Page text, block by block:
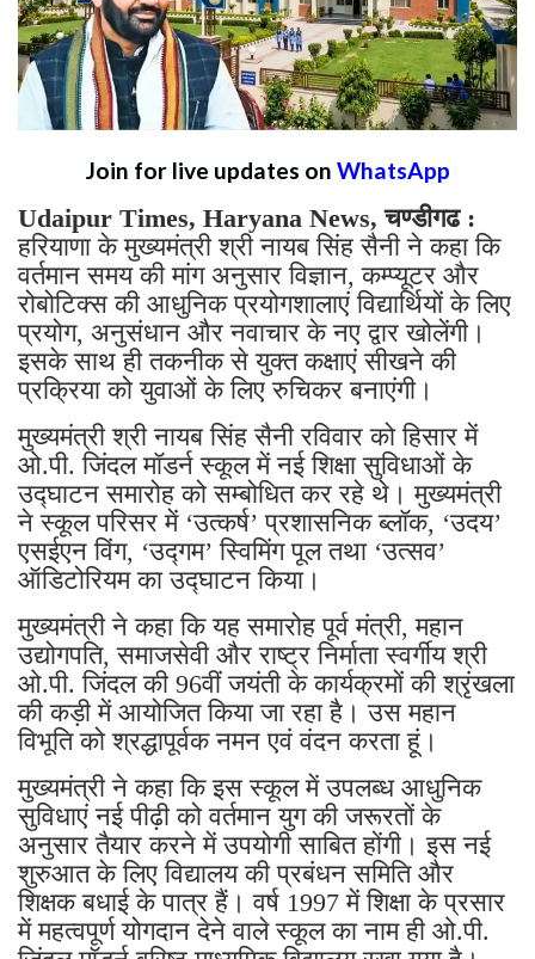
Join for live updates on WhatsApp
Udaipur Times, Haryana News, चण्डीगढ :
हरियाणा के मुख्यमंत्री श्री नायब सिंह सैनी ने कहा कि
वर्तमान समय की मांग अनुसार विज्ञान, कम्प्यूटर और
रोबोटिक्स की आधुनिक प्रयोगशालाएं विद्यार्थियों के लिए
प्रयोग, अनुसंधान और नवाचार के नए द्वार खोलेंगी।
इसके साथ ही तकनीक से युक्त कक्षाएं सीखने की
प्रक्रिया को युवाओं के लिए रुचिकर बनाएंगी।
मुख्यमंत्री श्री नायब सिंह सैनी रविवार को हिसार में
ओ.पी. जिंदल मॉडर्न स्कूल में नई शिक्षा सुविधाओं के
उद्घाटन समारोह को सम्बोधित कर रहे थे। मुख्यमंत्री
ने स्कूल परिसर में ‘उत्कर्ष’ प्रशासनिक ब्लॉक, ‘उदय’
एसईएन विंग, ‘उद्गम’ स्विमिंग पूल तथा ‘उत्सव’
ऑडिटोरियम का उद्घाटन किया।
मुख्यमंत्री ने कहा कि यह समारोह पूर्व मंत्री, महान
उद्योगपति, समाजसेवी और राष्ट्र निर्माता स्वर्गीय श्री
ओ.पी. जिंदल की 96वीं जयंती के कार्यक्रमों की श्रृंखला
की कड़ी में आयोजित किया जा रहा है। उस महान
विभूति को श्रद्धापूर्वक नमन एवं वंदन करता हूं।
मुख्यमंत्री ने कहा कि इस स्कूल में उपलब्ध आधुनिक
सुविधाएं नई पीढ़ी को वर्तमान युग की जरूरतों के
अनुसार तैयार करने में उपयोगी साबित होंगी। इस नई
शुरुआत के लिए विद्यालय की प्रबंधन समिति और
शिक्षक बधाई के पात्र हैं। वर्ष 1997 में शिक्षा के प्रसार
में महत्वपूर्ण योगदान देने वाले स्कूल का नाम ही ओ.पी.